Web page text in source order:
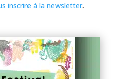
inscrire à la newsletter.